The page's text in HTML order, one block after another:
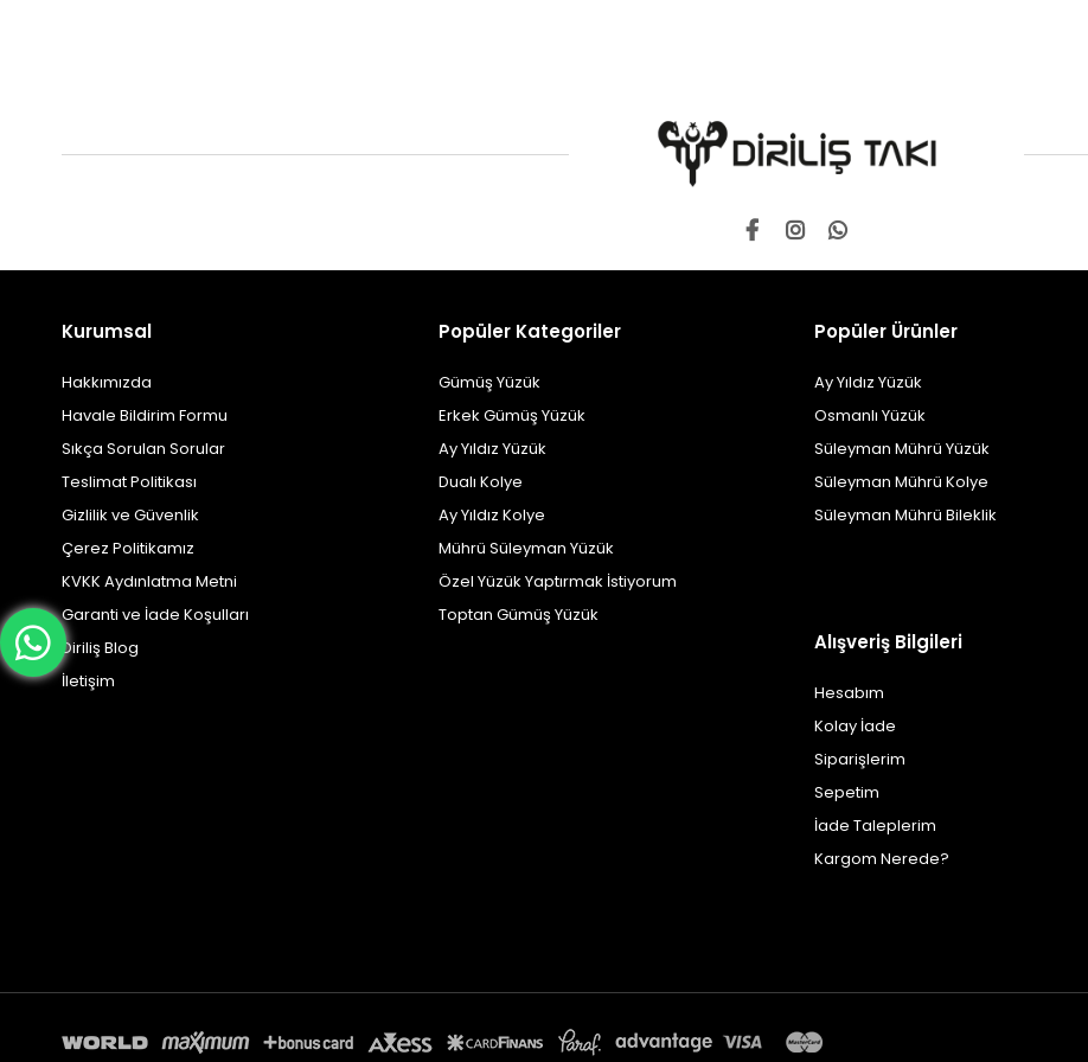
Kurumsal
Hakkımızda
Havale Bildirim Formu
Sıkça Sorulan Sorular
Teslimat Politikası
Gizlilik ve Güvenlik
Çerez Politikamız
KVKK Aydınlatma Metni
Garanti ve İade Koşulları
Diriliş Blog
İletişim
Popüler Kategoriler
Gümüş Yüzük
Erkek Gümüş Yüzük
Ay Yıldız Yüzük
Dualı Kolye
Ay Yıldız Kolye
Mührü Süleyman Yüzük
Özel Yüzük Yaptırmak İstiyorum
Toptan Gümüş Yüzük
Popüler Ürünler
Ay Yıldız Yüzük
Osmanlı Yüzük
Süleyman Mührü Yüzük
Süleyman Mührü Kolye
Süleyman Mührü Bileklik
Alışveriş Bilgileri
Hesabım
Kolay İade
Siparişlerim
Sepetim
İade Taleplerim
Kargom Nerede?